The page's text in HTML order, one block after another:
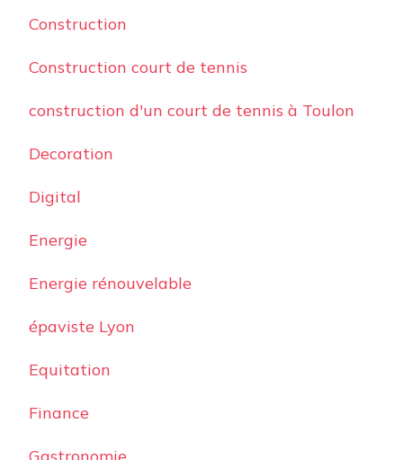
Construction
Construction court de tennis
construction d'un court de tennis à Toulon
Decoration
Digital
Energie
Energie rénouvelable
épaviste Lyon
Equitation
Finance